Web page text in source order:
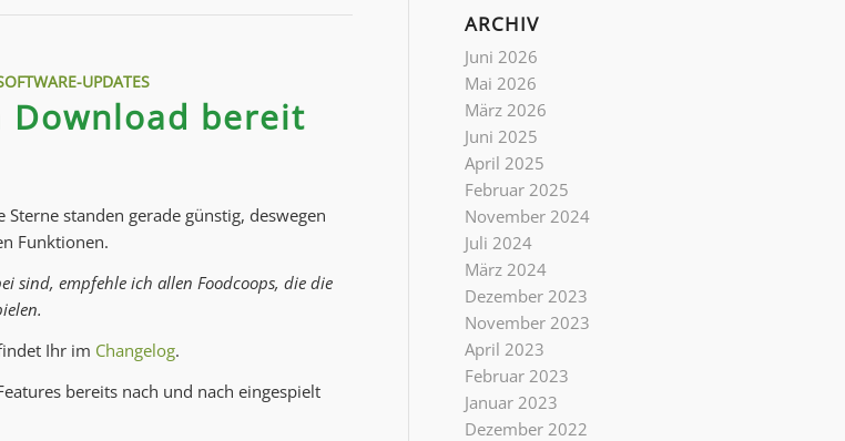
UPDATES
Download bereit
standen gerade günstig, deswegen
Funktionen.
sind, empfehle ich allen Foodcoops, die die
Ihr im Changelog.
bereits nach und nach eingespielt
ARCHIV
Juni 2026
Mai 2026
März 2026
Juni 2025
April 2025
Februar 2025
November 2024
Juli 2024
März 2024
Dezember 2023
November 2023
April 2023
Februar 2023
Januar 2023
Dezember 2022